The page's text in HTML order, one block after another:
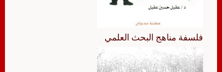
فلسفة مناهج البحث العلمي